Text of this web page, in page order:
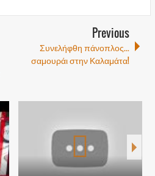
Previous
Συνελήφθη πάνοπλος...
σαμουράι στην Καλαμάτα!